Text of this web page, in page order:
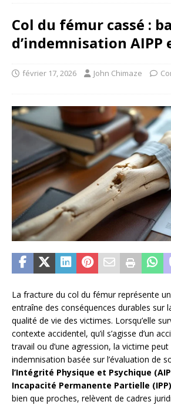
Col du fémur cassé :
d’indemnisation AIPP
février 17, 2026 John Chimaze
La fracture du col du fémur représente
entraîne des conséquences durables sur
qualité de vie des victimes. Lorsqu’elle
contexte accidentel, qu’il s’agisse d’un
travail ou d’une agression, la victime
indemnisation basée sur l’évaluation de
l’Intégrité Physique et Psychique
Incapacité Permanente Partielle (IPP)
bien que proches, relèvent de cadres